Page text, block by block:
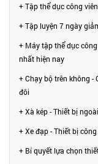
+ Tập thể dục công
+ Tập luyện 7 ngày
+ Máy tập thể dục
nhất hiện nay
+ Chạy bộ trên không -
đôi
+ Xà kép - Thiết bị
+ Xe đạp - Thiết bị
+ Bí quyết lựa chọn